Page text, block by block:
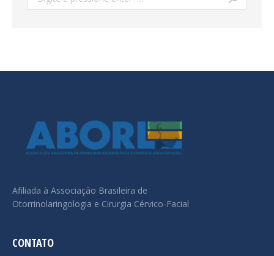
Afiliada à Associação Brasileira de
Otorrinolaringologia e Cirurgia Cérvico-Facial
CONTATO